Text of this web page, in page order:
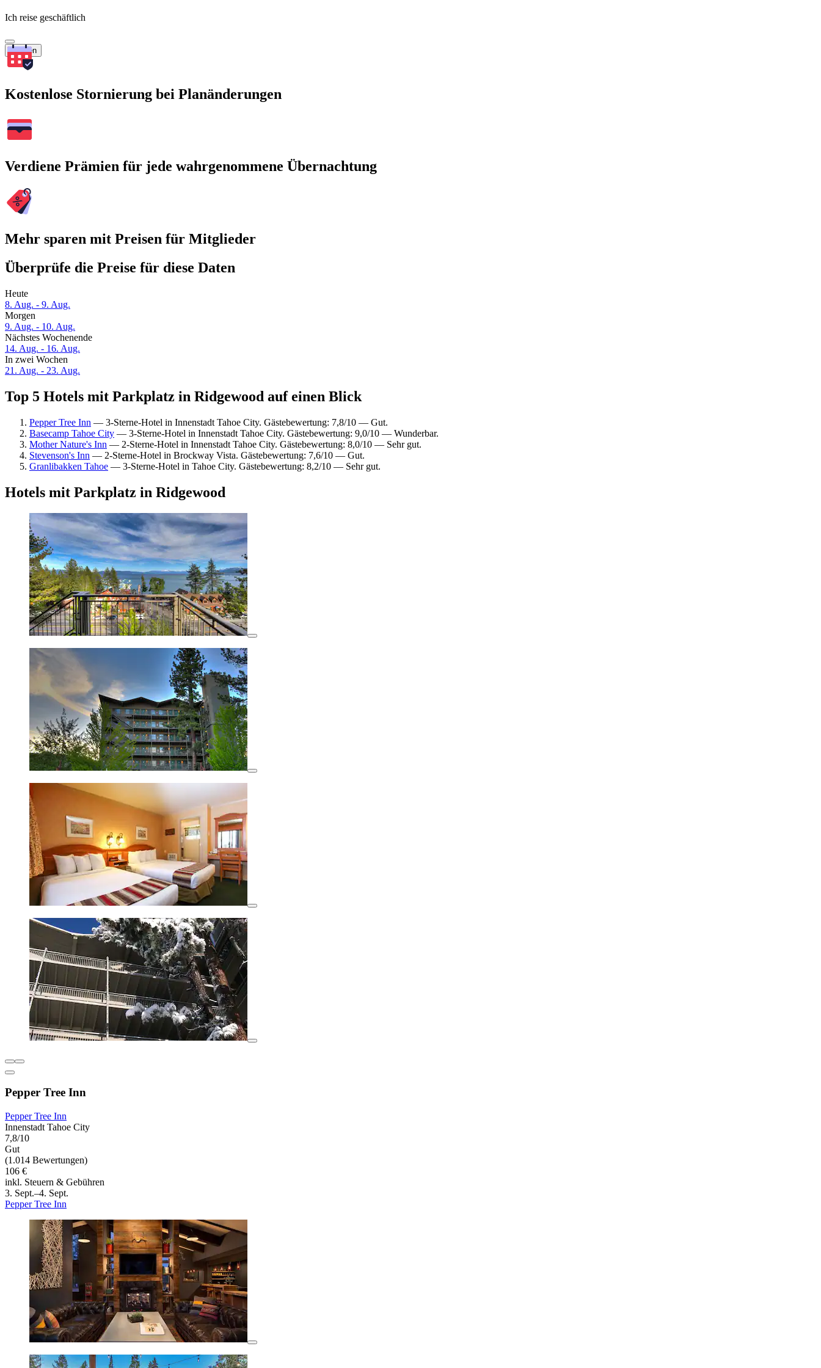
Ich reise geschäftlich
Suchen
Kostenlose Stornierung bei Planänderungen
Verdiene Prämien für jede wahrgenommene Übernachtung
Mehr sparen mit Preisen für Mitglieder
Überprüfe die Preise für diese Daten
Heute
8. Aug. - 9. Aug.
Morgen
9. Aug. - 10. Aug.
Nächstes Wochenende
14. Aug. - 16. Aug.
In zwei Wochen
21. Aug. - 23. Aug.
Top 5 Hotels mit Parkplatz in Ridgewood auf einen Blick
Pepper Tree Inn — 3-Sterne-Hotel in Innenstadt Tahoe City. Gästebewertung: 7,8/10 — Gut.
Basecamp Tahoe City — 3-Sterne-Hotel in Innenstadt Tahoe City. Gästebewertung: 9,0/10 — Wunderbar.
Mother Nature's Inn — 2-Sterne-Hotel in Innenstadt Tahoe City. Gästebewertung: 8,0/10 — Sehr gut.
Stevenson's Inn — 2-Sterne-Hotel in Brockway Vista. Gästebewertung: 7,6/10 — Gut.
Granlibakken Tahoe — 3-Sterne-Hotel in Tahoe City. Gästebewertung: 8,2/10 — Sehr gut.
Hotels mit Parkplatz in Ridgewood
Pepper Tree Inn
Pepper Tree Inn
Innenstadt Tahoe City
7,8/10
Gut
(1.014 Bewertungen)
106 €
inkl. Steuern & Gebühren
3. Sept.–4. Sept.
Pepper Tree Inn